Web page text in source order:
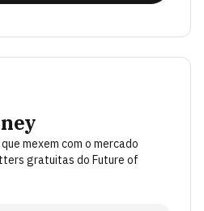
mexem com o mercado
gratuitas do Future of